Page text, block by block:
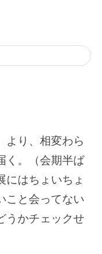
より、相変わら
く。（会期半ば
にはちょいちょ
こと会ってない
うかチェックせ